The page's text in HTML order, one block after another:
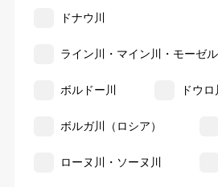
ドナウ川
ライン川・マイン川・モーゼ
ボルドー川 ドウロ
ボルガ川（ロシア）
ローヌ川・ソーヌ川